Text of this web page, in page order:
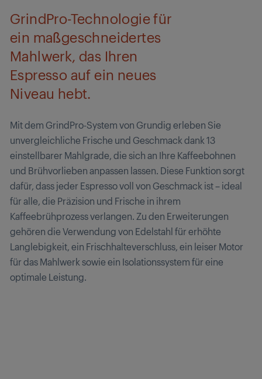
GrindPro-Technologie für
ein maßgeschneidertes
Mahlwerk, das Ihren
Espresso auf ein neues
Niveau hebt.
Mit dem GrindPro-System von Grundig erleben Sie
unvergleichliche Frische und Geschmack dank 13
einstellbarer Mahlgrade, die sich an Ihre Kaffeebohnen
und Brühvorlieben anpassen lassen. Diese Funktion sorgt
dafür, dass jeder Espresso voll von Geschmack ist – ideal
für alle, die Präzision und Frische in ihrem
Kaffeebrühprozess verlangen. Zu den Erweiterungen
gehören die Verwendung von Edelstahl für erhöhte
Langlebigkeit, ein Frischhalteverschluss, ein leiser Motor
für das Mahlwerk sowie ein Isolationssystem für eine
optimale Leistung.